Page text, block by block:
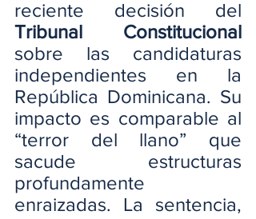
Tribunal Constitucional
sobre las candidaturas
independientes en la
República Dominicana. Su
impacto es comparable al
“terror del llano” que
sacude estructuras
profundamente
enraizadas. La sentencia,